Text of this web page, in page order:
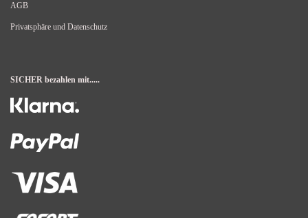
AGB
Privatsphäre und Datenschutz
SICHER bezahlen mit.....